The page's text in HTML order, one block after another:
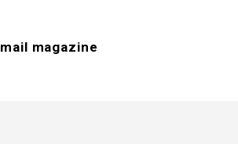
mail magazine